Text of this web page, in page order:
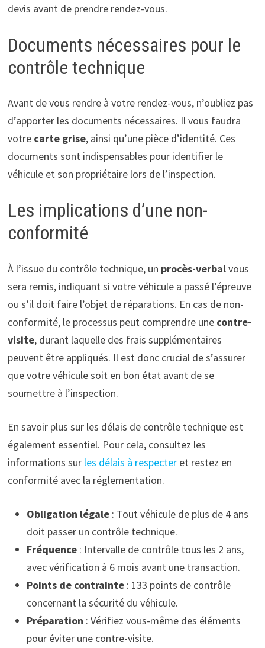
devis avant de prendre rendez-vous.
Documents nécessaires pour le
contrôle technique
Avant de vous rendre à votre rendez-vous, n’oubliez pas
d’apporter les documents nécessaires. Il vous faudra
votre carte grise, ainsi qu’une pièce d’identité. Ces
documents sont indispensables pour identifier le
véhicule et son propriétaire lors de l’inspection.
Les implications d’une non-
conformité
À l’issue du contrôle technique, un procès-verbalvous
sera remis, indiquant si votre véhicule a passé l’épreuve
ou s’il doit faire l’objet de réparations. En cas de non-
conformité, le processus peut comprendre une contre-
visite, durant laquelle des frais supplémentaires
peuvent être appliqués. Il est donc crucial de s’assurer
que votre véhicule soit en bon état avant de se
soumettre à l’inspection.
En savoir plus sur les délais de contrôle technique est
également essentiel. Pour cela, consultez les
informations sur les délais à respecteret restez en
conformité avec la réglementation.
Obligation légale: Tout véhicule de plus de 4 ans
doit passer un contrôle technique.
Fréquence: Intervalle de contrôle tous les 2 ans,
avec vérification à 6 mois avant une transaction.
Points de contrainte: 133 points de contrôle
concernant la sécurité du véhicule.
Préparation : Vérifiez vous-même des éléments
pour éviter une contre-visite.